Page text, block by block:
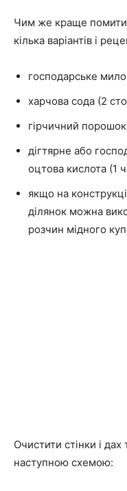
Чим же краще помити
кілька варіантів і
господарське
харчова сода (2
гірчичний
дігтярне або
оцтова кислота (1
якщо на
ділянок можна
розчин мідного
Очистити стінки і
наступною схемою: